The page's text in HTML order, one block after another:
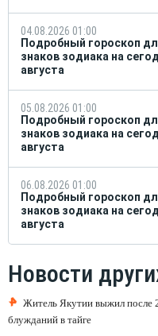
04.08.2026 01:00
Подробный гороскоп
знаков зодиака на
августа
05.08.2026 01:00
Подробный гороскоп
знаков зодиака на
августа
06.08.2026 01:00
Подробный гороскоп
знаков зодиака на
августа
Новости
Житель Якутии выжил после
блужданий в тайге